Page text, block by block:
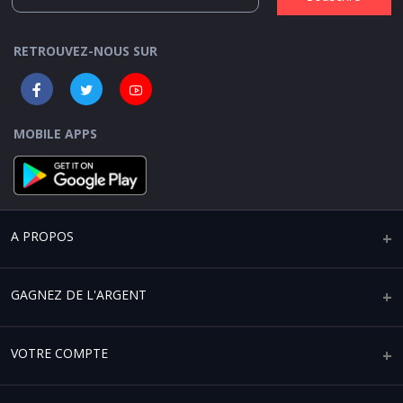
RETROUVEZ-NOUS SUR
MOBILE APPS
A PROPOS
Qui sommes-nous ?
Paramètres de confidentialité
GAGNEZ DE L'ARGENT
Vendre sur Africaplace
VOTRE COMPTE